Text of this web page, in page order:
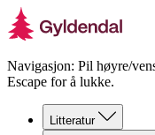
Navigasjon: Pil høyre/
Escape for å lukke.
Litteratur